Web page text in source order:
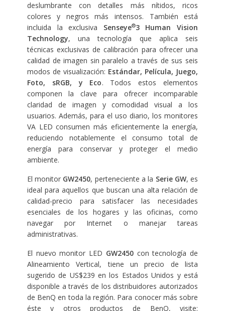
deslumbrante con detalles más nítidos, ricos
colores y negros más intensos. También está
incluida la exclusiva Senseye®3 Human Vision
Technology, una tecnología que aplica seis
técnicas exclusivas de calibración para ofrecer una
calidad de imagen sin paralelo a través de sus seis
modos de visualización: Estándar, Película, Juego,
Foto, sRGB, y Eco. Todos estos elementos
componen la clave para ofrecer incomparable
claridad de imagen y comodidad visual a los
usuarios. Además, para el uso diario, los monitores
VA LED consumen más eficientemente la energía,
reduciendo notablemente el consumo total de
energía para conservar y proteger el medio
ambiente.
El monitor GW2450, perteneciente a la Serie GW, es
ideal para aquellos que buscan una alta relación de
calidad-precio para satisfacer las necesidades
esenciales de los hogares y las oficinas, como
navegar por Internet o manejar tareas
administrativas.
El nuevo monitor LED GW2450con tecnología de
Alineamiento Vertical, tiene un precio de lista
sugerido de US$239 en los Estados Unidos y está
disponible a través de los distribuidores autorizados
de BenQ en toda la región. Para conocer más sobre
éste y otros productos de BenQ, visite: